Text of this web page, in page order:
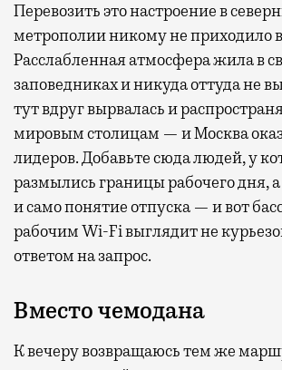
Перевозить это настроение в
метрополии никому не приходило в
Расслабленная атмосфера жила в
заповедниках и никуда оттуда не
тут вдруг вырвалась и
мировым столицам — и Москва
лидеров. Добавьте сюда людей, у
размылись границы рабочего дня,
и само понятие отпуска — и вот
рабочим Wi-Fi выглядит не
ответом на запрос.
Вместо чемодана
К вечеру возвращаюсь тем же